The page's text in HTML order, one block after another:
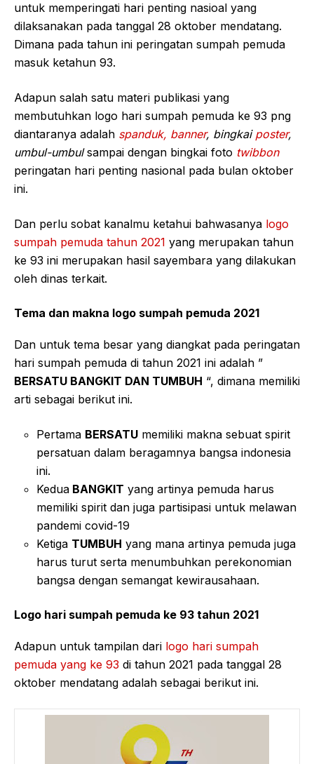
untuk memperingati hari penting nasioal yang
dilaksanakan pada tanggal 28 oktober mendatang.
Dimana pada tahun ini peringatan sumpah pemuda
masuk ketahun 93.
Adapun salah satu materi publikasi yang
membutuhkan logo hari sumpah pemuda ke 93 png
diantaranya adalah spanduk, banner, bingkai poster,
umbul-umbulsampai dengan bingkai foto twibbon
peringatan hari penting nasional pada bulan oktober
ini.
Dan perlu sobat kanalmu ketahui bahwasanya logo
sumpah pemuda tahun 2021 yang merupakan tahun
ke 93 ini merupakan hasil sayembara yang dilakukan
oleh dinas terkait.
Tema dan makna logo sumpah pemuda 2021
Dan untuk tema besar yang diangkat pada peringatan
hari sumpah pemuda di tahun 2021 ini adalah ”
BERSATU BANGKIT DAN TUMBUH “, dimana memiliki
arti sebagai berikut ini.
Pertama BERSATU memiliki makna sebuat spirit
persatuan dalam beragamnya bangsa indonesia
ini.
Kedua BANGKIT yang artinya pemuda harus
memiliki spirit dan juga partisipasi untuk melawan
pandemi covid-19
Ketiga TUMBUH yang mana artinya pemuda juga
harus turut serta menumbuhkan perekonomian
bangsa dengan semangat kewirausahaan.
Logo hari sumpah pemuda ke 93 tahun 2021
Adapun untuk tampilan dari logo hari sumpah
pemuda yang ke 93 di tahun 2021 pada tanggal 28
oktober mendatang adalah sebagai berikut ini.